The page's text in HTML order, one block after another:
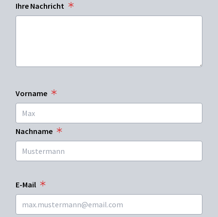
Ihre Nachricht
Vorname
Nachname
E-Mail